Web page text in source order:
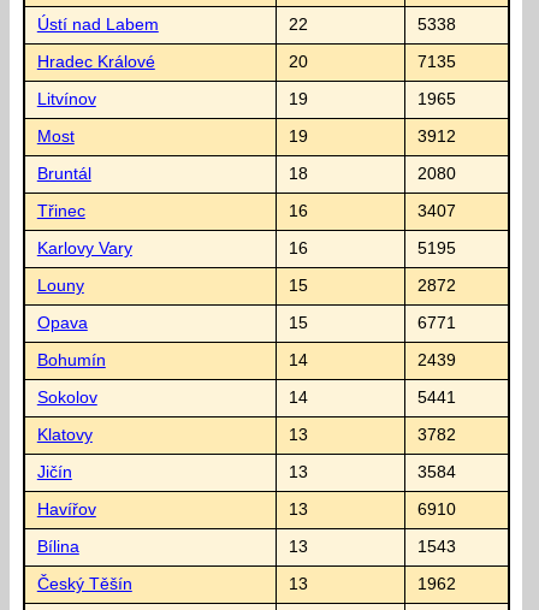
Ústí nad Labem 22 5338
Hradec Králové 20 7135
Litvínov 19 1965
Most 19 3912
Bruntál 18 2080
Třinec 16 3407
Karlovy Vary 16 5195
Louny 15 2872
Opava 15 6771
Bohumín 14 2439
Sokolov 14 5441
Klatovy 13 3782
Jičín 13 3584
Havířov 13 6910
Bílina 13 1543
Český Těšín 13 1962